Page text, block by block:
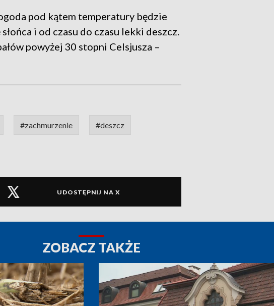
pod kątem temperatury będzie
i od czasu do czasu lekki deszcz.
powyżej 30 stopni Celsjusza –
#zachmurzenie #deszcz
UDOSTĘPNIJ NA X
ZOBACZ TAKŻE